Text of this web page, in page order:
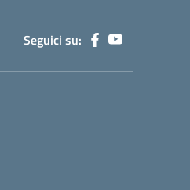
Seguici su: